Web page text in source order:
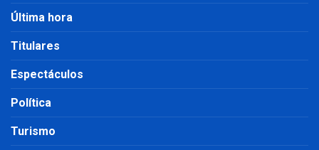
Última hora
Titulares
Espectáculos
Política
Turismo